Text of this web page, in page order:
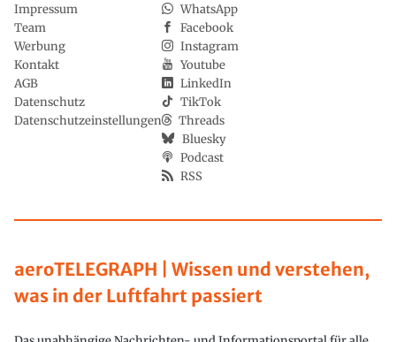
aeroTELEGRAPH | Wissen und verstehen,
was in der Luftfahrt passiert
Impressum
Team
Werbung
Kontakt
AGB
Datenschutz
Datenschutzeinstellungen
WhatsApp
Facebook
Instagram
Youtube
LinkedIn
TikTok
Threads
Bluesky
Podcast
RSS